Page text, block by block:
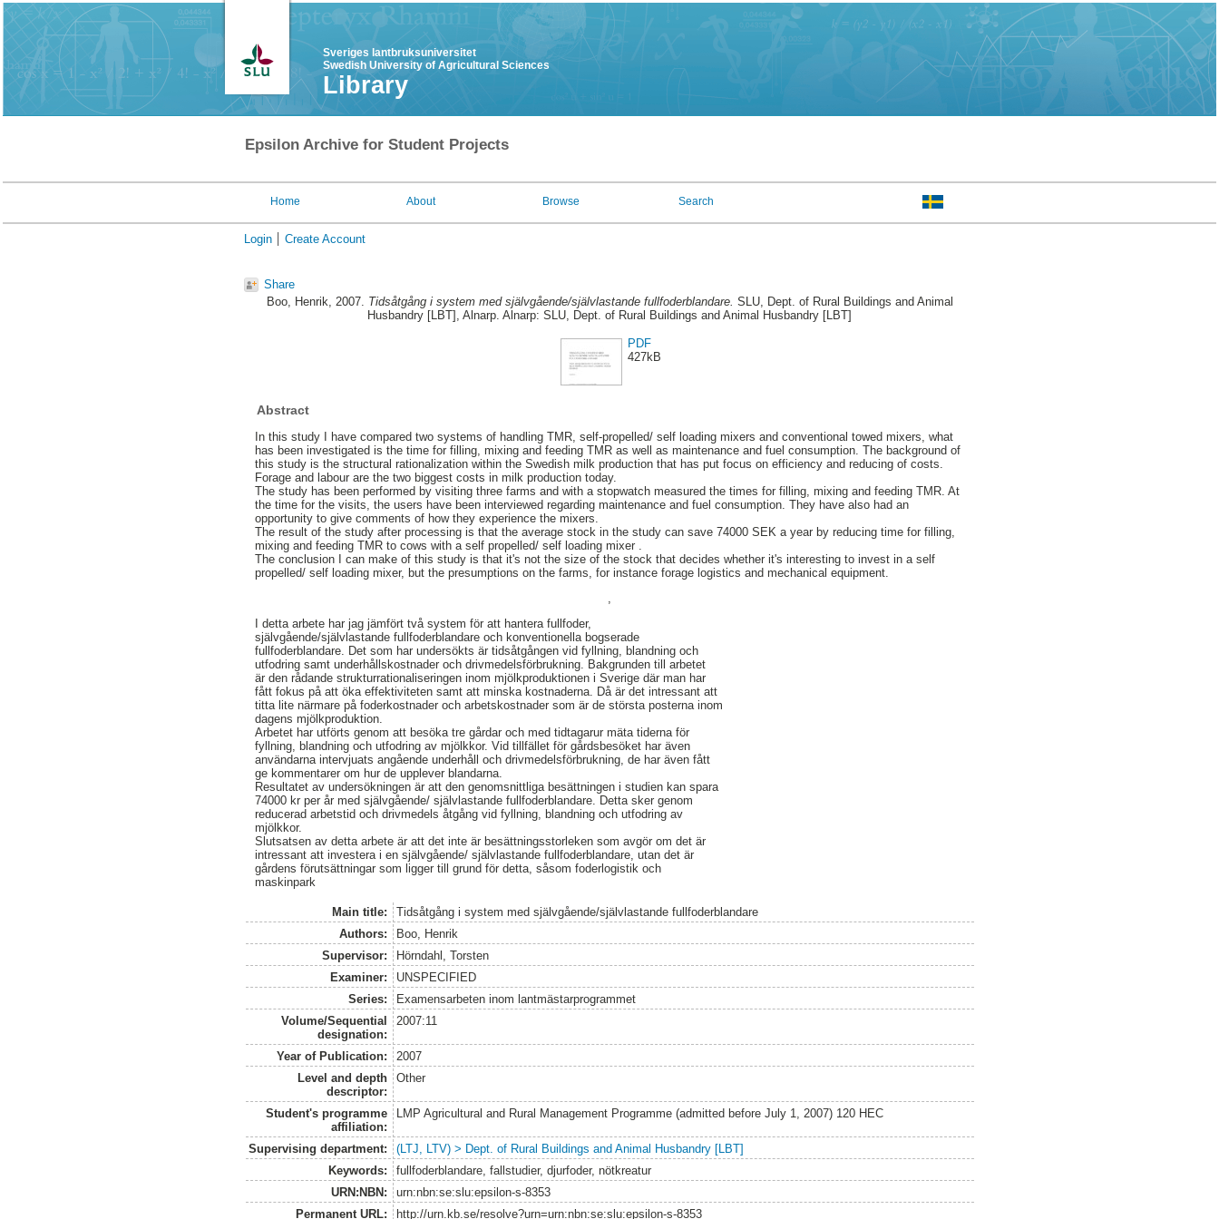
Sveriges lantbruksuniversitet
Swedish University of Agricultural Sciences
Library
Epsilon Archive for Student Projects
Home About Browse Search
Login Create Account
Share
Boo, Henrik, 2007. Tidsåtgång i system med självgående/självlastande fullfoderblandare. SLU, Dept. of Rural Buildings and Animal
Husbandry [LBT], Alnarp. Alnarp: SLU, Dept. of Rural Buildings and Animal Husbandry [LBT]
PDF
427kB
Abstract
In this study I have compared two systems of handling TMR, self-propelled/ self loading mixers and conventional towed mixers, what
has been investigated is the time for filling, mixing and feeding TMR as well as maintenance and fuel consumption. The background of
this study is the structural rationalization within the Swedish milk production that has put focus on efficiency and reducing of costs.
Forage and labour are the two biggest costs in milk production today.
The study has been performed by visiting three farms and with a stopwatch measured the times for filling, mixing and feeding TMR. At
the time for the visits, the users have been interviewed regarding maintenance and fuel consumption. They have also had an
opportunity to give comments of how they experience the mixers.
The result of the study after processing is that the average stock in the study can save 74000 SEK a year by reducing time for filling,
mixing and feeding TMR to cows with a self propelled/ self loading mixer .
The conclusion I can make of this study is that it's not the size of the stock that decides whether it's interesting to invest in a self
propelled/ self loading mixer, but the presumptions on the farms, for instance forage logistics and mechanical equipment.
I detta arbete har jag jämfört två system för att hantera fullfoder,
självgående/självlastande fullfoderblandare och konventionella bogserade
fullfoderblandare. Det som har undersökts är tidsåtgången vid fyllning, blandning och
utfodring samt underhållskostnader och drivmedelsförbrukning. Bakgrunden till arbetet
är den rådande strukturrationaliseringen inom mjölkproduktionen i Sverige där man har
fått fokus på att öka effektiviteten samt att minska kostnaderna. Då är det intressant att
titta lite närmare på foderkostnader och arbetskostnader som är de största posterna inom
dagens mjölkproduktion.
Arbetet har utförts genom att besöka tre gårdar och med tidtagarur mäta tiderna för
fyllning, blandning och utfodring av mjölkkor. Vid tillfället för gårdsbesöket har även
användarna intervjuats angående underhåll och drivmedelsförbrukning, de har även fått
ge kommentarer om hur de upplever blandarna.
Resultatet av undersökningen är att den genomsnittliga besättningen i studien kan spara
74000 kr per år med självgående/ självlastande fullfoderblandare. Detta sker genom
reducerad arbetstid och drivmedels åtgång vid fyllning, blandning och utfodring av
mjölkkor.
Slutsatsen av detta arbete är att det inte är besättningsstorleken som avgör om det är
intressant att investera i en självgående/ självlastande fullfoderblandare, utan det är
gårdens förutsättningar som ligger till grund för detta, såsom foderlogistik och
maskinpark
Main title:
Tidsåtgång i system med självgående/självlastande fullfoderblandare
Authors:
Boo, Henrik
Supervisor:
Hörndahl, Torsten
Examiner:
UNSPECIFIED
Series:
Examensarbeten inom lantmästarprogrammet
Volume/Sequential
designation:
2007:11
Year of Publication:
2007
Level and depth
descriptor:
Other
Student's programme
affiliation:
LMP Agricultural and Rural Management Programme (admitted before July 1, 2007) 120 HEC
Supervising department:
(LTJ, LTV) > Dept. of Rural Buildings and Animal Husbandry [LBT]
Keywords:
fullfoderblandare, fallstudier, djurfoder, nötkreatur
URN:NBN:
urn:nbn:se:slu:epsilon-s-8353
Permanent URL:
http://urn.kb.se/resolve?urn=urn:nbn:se:slu:epsilon-s-8353